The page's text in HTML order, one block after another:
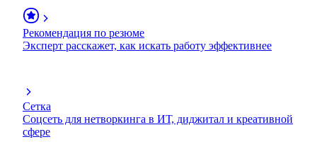
Рекомендация по резюме
Эксперт расскажет, как искать работу эффективнее
Сетка
Соцсеть для нетворкинга в ИТ, диджитал и креативной
сфере